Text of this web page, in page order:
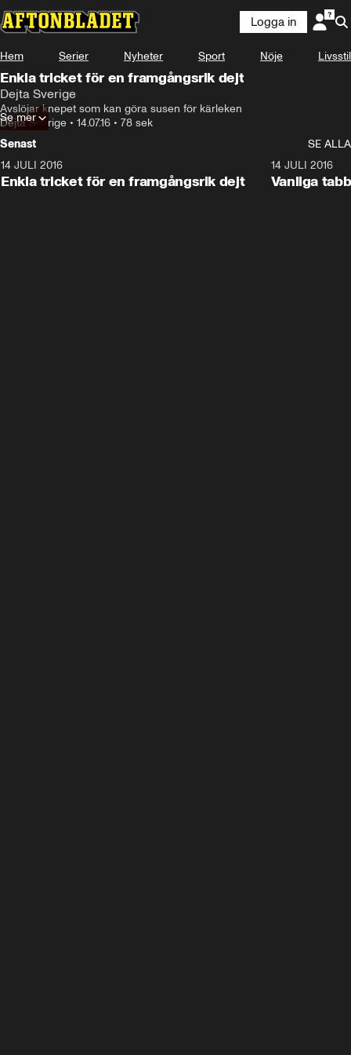
Logga in
Hem Serier Nyheter Sport Nöje Livsstil
Enkla tricket för en framgångsrik dejt
Dejta Sverige
Avslöjar knepet som kan göra susen för kärleken
Dejta Sverige • 14.07.16 • 78 sek
Se mer
Senast
SE ALLA
14 JULI 2016
Enkla tricket för en framgångsrik dejt
14 JULI 2016
Vanliga